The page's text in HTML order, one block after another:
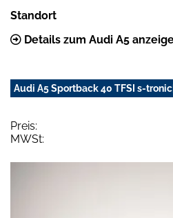
Standort
Details zum Audi A5
Audi A5 Sportback 40 TFSI s-
Preis:
MWSt: